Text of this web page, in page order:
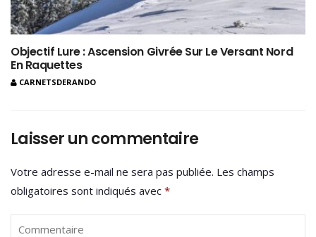
Objectif Lure : Ascension Givrée Sur Le Versant Nord
En Raquettes
CARNETSDERANDO
Laisser un commentaire
Votre adresse e-mail ne sera pas publiée. Les champs
obligatoires sont indiqués avec *